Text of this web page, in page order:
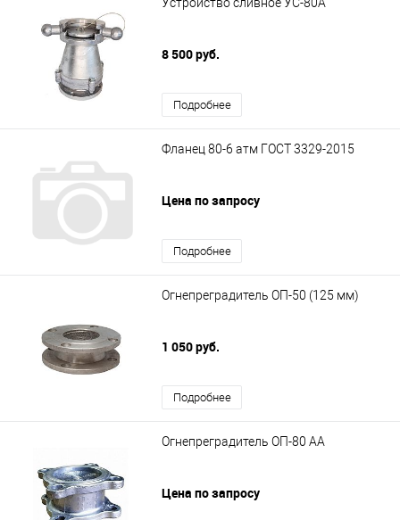
Устройство сливное УС-80А
8 500 руб.
Подробнее
Фланец 80-6 атм ГОСТ 3329-2015
Цена по запросу
Подробнее
Огнепреградитель ОП-50 (125 мм)
1 050 руб.
Подробнее
Огнепреградитель ОП-80 АА
Цена по запросу